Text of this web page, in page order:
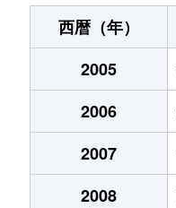
西暦（年）
2005
2006
2007
2008